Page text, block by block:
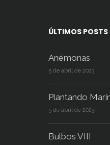
ÚLTIMOS POSTS
Anémonas
5 de abril de 2023
Plantando
5 de abril de 2023
Bulbos VIII